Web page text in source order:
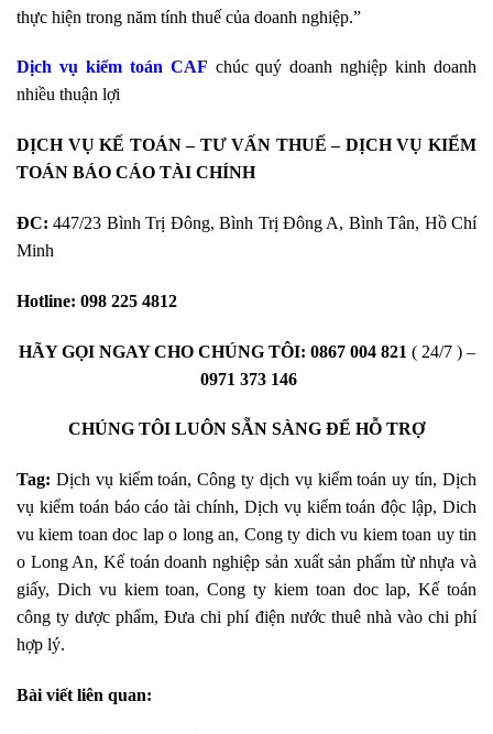
thực hiện trong năm tính thuế của doanh nghiệp.”
Dịch vụ kiểm toán CAF chúc quý doanh nghiệp kinh doanh
nhiều thuận lợi
DỊCH VỤ KẾ TOÁN – TƯ VẤN THUẾ – DỊCH VỤ KIỂM
TOÁN BÁO CÁO TÀI CHÍNH
ĐC: 447/23 Bình Trị Đông, Bình Trị Đông A, Bình Tân, Hồ Chí
Minh
Hotline: 098 225 4812
HÃY GỌI NGAY CHO CHÚNG TÔI: 0867 004 821 ( 24/7 ) –
0971 373 146
CHÚNG TÔI LUÔN SẴN SÀNG ĐỂ HỖ TRỢ
Tag: Dịch vụ kiểm toán, Công ty dịch vụ kiểm toán uy tín, Dịch
vụ kiểm toán báo cáo tài chính, Dịch vụ kiểm toán độc lập, Dich
vu kiem toan doc lap o long an, Cong ty dich vu kiem toan uy tin
o Long An, Kế toán doanh nghiệp sản xuất sản phẩm từ nhựa và
giấy, Dich vu kiem toan, Cong ty kiem toan doc lap, Kế toán
công ty dược phẩm, Đưa chi phí điện nước thuê nhà vào chi phí
hợp lý.
Bài viết liên quan: